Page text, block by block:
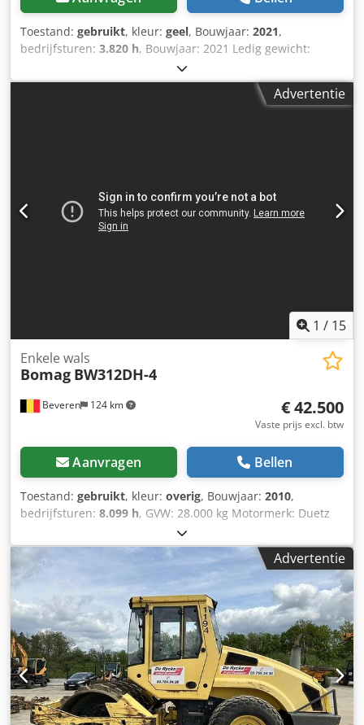
Toestand: gebruikt, kleur: geel, Bouwjaar: 2021,
bedrijfsturen: 3.820 h, Bouwjaar: 2021 Ledig gewicht:
16.000 kg Djdpfjx Sqhijx Almskr Afmetingen (LxBxH): 622 x
230 x 299 cm Motor type: Deutz DEUTZ TCD4.1 L-4
Advertentie
1 / 15
Beveren 124 km
Enkele wals
Bomag BW312DH-4
€ 42.500
Vaste prijs excl. btw
Aanvragen Bellen
Toestand: gebruikt, kleur: overig, Bouwjaar: 2010,
bedrijfsturen: 8.099 h, GVW: 28.000 kg Motormerk: Duetz
CE-markering: ja Serienummer: 101583141318 Machines te
koop! Dksdozblcrspfx Almsr Bekijk onze website voor een
divers aanbod van direct leverbare machines. Wij hebben
meer opties dan wat online te zien is, dus neem gerust op
elk moment telefonisch of per e-mail contact met ons op.
Al onze machines zijn volledig onderhouden en
gecontroleerd op betrouwbaarheid. Foto’s nodig? Neem
contact op en wij sturen ze direct. Wij staan klaar om u te
helpen in het Nederlands, Engels, Frans, Duits, Spaans en
Russisch. Ontdek ons brede assortiment aan betrouwbare
machines.
Advertentie